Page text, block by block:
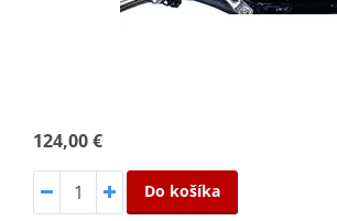
124,00 €
Do košíka